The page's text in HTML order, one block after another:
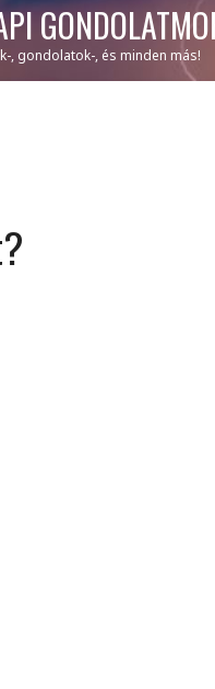
, gondolatok-, és minden más!